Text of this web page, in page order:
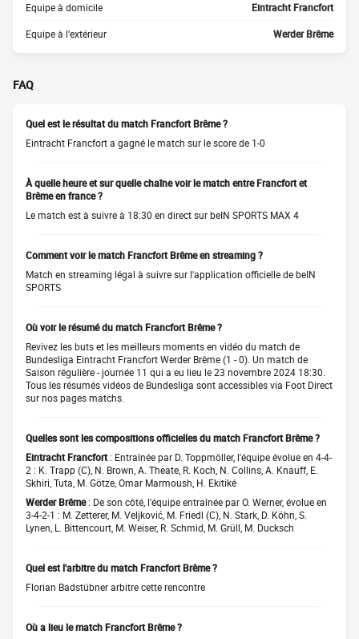
Equipe à domicile Eintracht Francfort
Equipe à l'extérieur Werder Brême
FAQ
Quel est le résultat du match Francfort Brême ?
Eintracht Francfort a gagné le match sur le score de 1-0
À quelle heure et sur quelle chaîne voir le match entre Francfort et
Brême en france ?
Le match est à suivre à 18:30 en direct sur beIN SPORTS MAX 4
Comment voir le match Francfort Brême en streaming ?
Match en streaming légal à suivre sur l'application officielle de beIN
SPORTS
Où voir le résumé du match Francfort Brême ?
Revivez les buts et les meilleurs moments en vidéo du match de
Bundesliga Eintracht Francfort Werder Brême (1 - 0). Un match de
Saison régulière - journée 11 qui a eu lieu le 23 novembre 2024 18:30.
Tous les résumés vidéos de Bundesliga sont accessibles via Foot Direct
sur nos pages matchs.
Quelles sont les compositions officielles du match Francfort Brême ?
Eintracht Francfort: Entraînée par D. Toppmöller, l'équipe évolue en 4-4-
2 : K. Trapp (C), N. Brown, A. Theate, R. Koch, N. Collins, A. Knauff, E.
Skhiri, Tuta, M. Götze, Omar Marmoush, H. Ekitiké
Werder Brême: De son côté, l'équipe entraînée par O. Werner, évolue en
3-4-2-1 : M. Zetterer, M. Veljković, M. Friedl (C), N. Stark, D. Köhn, S.
Lynen, L. Bittencourt, M. Weiser, R. Schmid, M. Grüll, M. Ducksch
Quel est l'arbitre du match Francfort Brême ?
Florian Badstübner arbitre cette rencontre
Où a lieu le match Francfort Brême ?